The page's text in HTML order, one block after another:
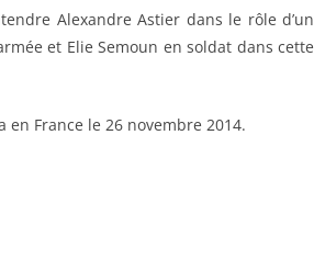
Alexandre Astier dans le rôle d’un
et Elie Semoun en soldat dans cette
France le 26 novembre 2014.